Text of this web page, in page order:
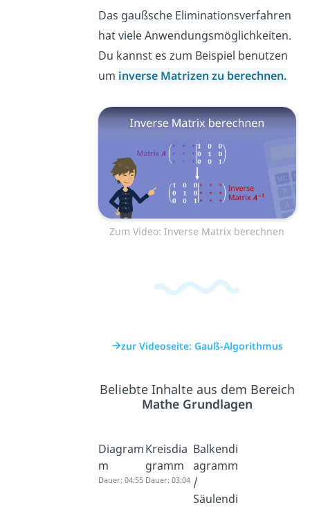
Das gaußsche Eliminationsverfahren
hat viele Anwendungsmöglichkeiten.
Du kannst es zum Beispiel benutzen
um inverse Matrizen zu berechnen.
Zum Video: Inverse Matrix berechnen
zur Videoseite: Gauß-Algorithmus
Beliebte Inhalte aus dem Bereich
Mathe Grundlagen
Diagram
m
Dauer: 04:55
Kreisdia
gramm
Dauer: 03:04
Balkendi
agramm
/
Säulendi